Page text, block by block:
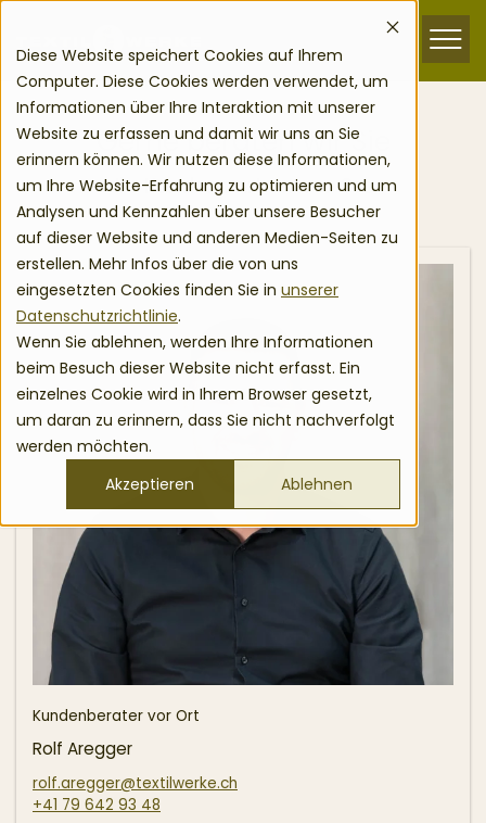
Diese Website speichert Cookies auf Ihrem
Computer. Diese Cookies werden verwendet, um
Informationen über Ihre Interaktion mit unserer
Website zu erfassen und damit wir uns an Sie
erinnern können. Wir nutzen diese Informationen,
um Ihre Website-Erfahrung zu optimieren und um
Analysen und Kennzahlen über unsere Besucher
auf dieser Website und anderen Medien-Seiten zu
erstellen. Mehr Infos über die von uns
eingesetzten Cookies finden Sie in unserer
Datenschutzrichtlinie.
Wenn Sie ablehnen, werden Ihre Informationen
beim Besuch dieser Website nicht erfasst. Ein
einzelnes Cookie wird in Ihrem Browser gesetzt,
um daran zu erinnern, dass Sie nicht nachverfolgt
werden möchten.
Akzeptieren
Ablehnen
Menu
Gerne beraten wir Sie
Ihr Kundenpartner vor Ort
Kundenberater vor Ort
Rolf Aregger
rolf.aregger@textilwerke.ch
+41 79 642 93 48